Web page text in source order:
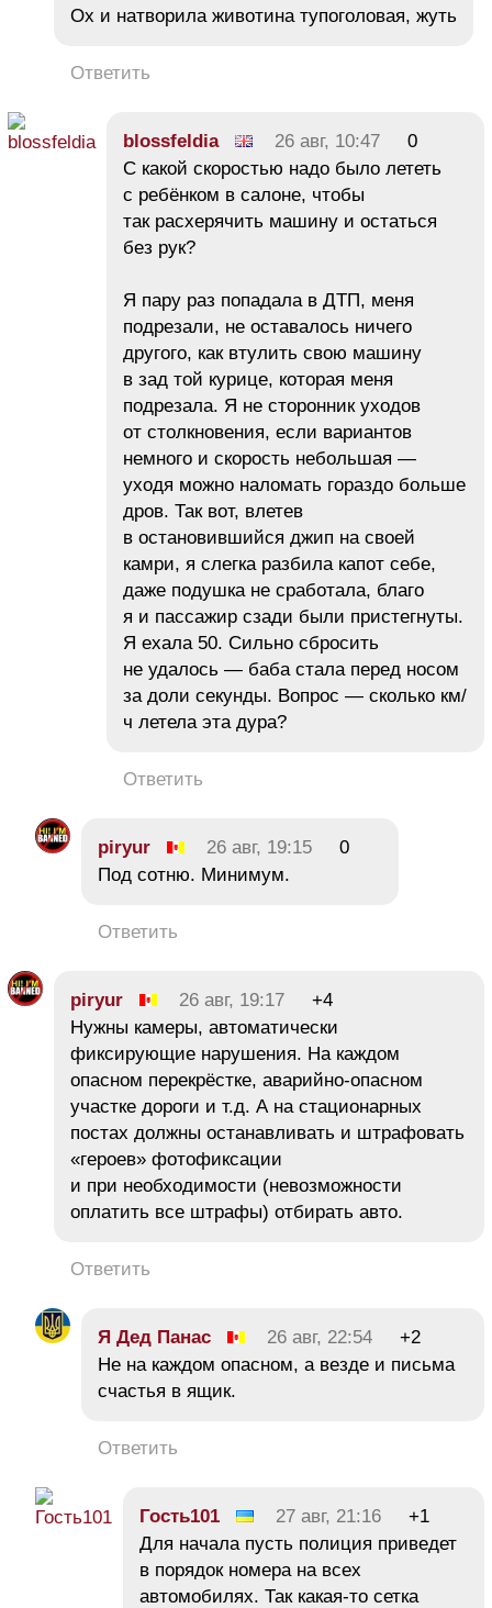
Ох и натворила животина тупоголовая, жуть
Ответить
blossfeldia 26 авг, 10:47
0
С какой скоростью надо было лететь
с ребёнком в салоне, чтобы
так расхерячить машину и остаться
без рук?
Я пару раз попадала в ДТП, меня
подрезали, не оставалось ничего
другого, как втулить свою машину
в зад той курице, которая меня
подрезала. Я не сторонник уходов
от столкновения, если вариантов
немного и скорость небольшая —
уходя можно наломать гораздо больше
дров. Так вот, влетев
в остановившийся джип на своей
камри, я слегка разбила капот себе,
даже подушка не сработала, благо
я и пассажир сзади были пристегнуты.
Я ехала 50. Сильно сбросить
не удалось — баба стала перед носом
за доли секунды. Вопрос — сколько км/
ч летела эта дура?
Ответить
piryur 26 авг, 19:15
0
Под сотню. Минимум.
Ответить
piryur 26 авг, 19:17
+4
Нужны камеры, автоматически
фиксирующие нарушения. На каждом
опасном перекрёстке, аварийно-опасном
участке дороги и т.д. А на стационарных
постах должны останавливать и штрафовать
«героев» фотофиксации
и при необходимости (невозможности
оплатить все штрафы) отбирать авто.
Ответить
Я Дед Панас 26 авг, 22:54
+2
Не на каждом опасном, а везде и письма
счастья в ящик.
Ответить
Гость101 27 авг, 21:16
+1
Для начала пусть полиция приведет
в порядок номера на всех
автомобилях. Так какая-то сетка